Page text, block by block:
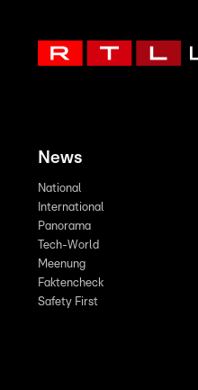
News
National
International
Panorama
Tech-World
Meenung
Faktencheck
Safety First